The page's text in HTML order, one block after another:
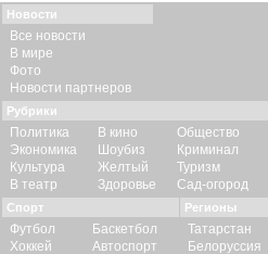
Новости
Все новости
В мире
Фото
Новости партнеров
Рубрики
Политика
Экономика
Культура
В театр
В кино
Шоубиз
Желтый
Здоровье
Общество
Криминал
Туризм
Сад-огород
Спорт
Футбол
Хоккей
Баскетбол
Автоспорт
Регионы
Татарстан
Белоруссия